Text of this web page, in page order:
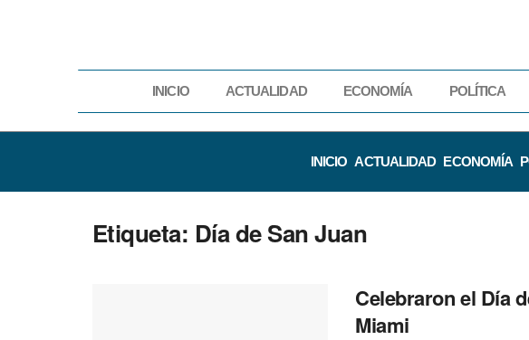
INICIO ACTUALIDAD ECONOMÍA POLÍTICA
INICIO ACTUALIDAD ECONOMÍA
Etiqueta: Día de San Juan
Celebraron el Día
Miami